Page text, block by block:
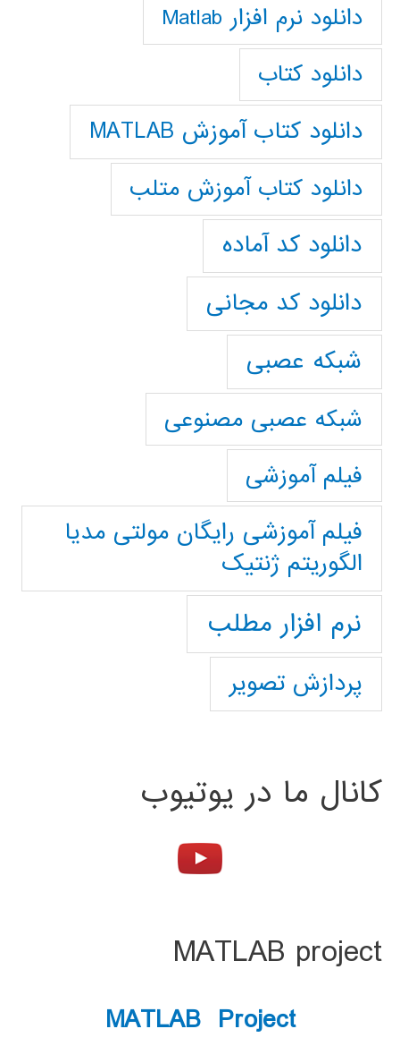
دانلود نرم افزار Matlab
دانلود کتاب
دانلود کتاب آموزش MATLAB
دانلود کتاب آموزش متلب
دانلود کد آماده
دانلود کد مجانی
شبکه عصبی
شبکه عصبی مصنوعی
فیلم آموزشی
فیلم آموزشی رایگان مولتی مدیا
الگوریتم ژنتیک
نرم افزار مطلب
پردازش تصویر
کانال ما در یوتیوب
MATLAB project
MATLAB Project